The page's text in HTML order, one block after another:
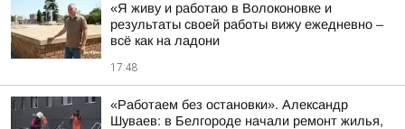
«Я живу и работаю в Волоконовке и
результаты своей работы вижу ежедневно –
всё как на ладони
17:48
«Работаем без остановки». Александр
Шуваев: в Белгороде начали ремонт жилья,